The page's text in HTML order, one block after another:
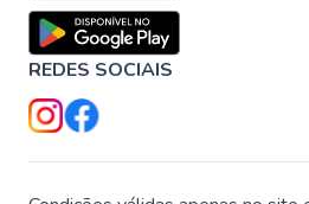
REDES SOCIAIS